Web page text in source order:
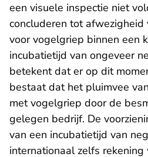
een visuele inspectie niet
concluderen tot
voor vogelgriep binnen een
incubatietijd van ongeveer
betekent dat er op dit
bestaat dat het pluimvee
met vogelgriep door de
gelegen bedrijf. De
van een incubatietijd van
internationaal zelfs